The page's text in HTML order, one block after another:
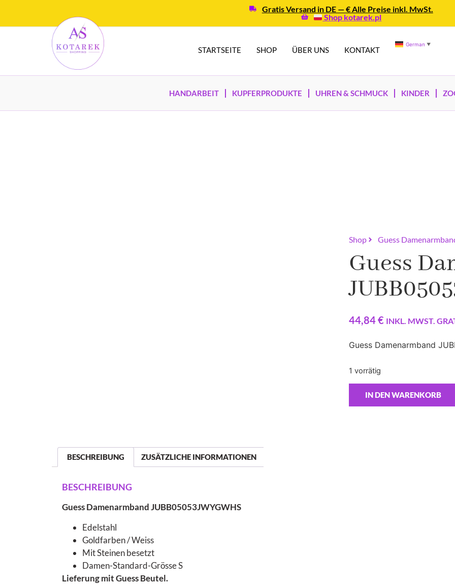
Gratis Versand in DE — € Alle Preise inkl. MwSt.
Shop kotarek.pl
STARTSEITE SHOP ÜBER UNS KONTAKT
German ▼
HANDARBEIT KUPFERPRODUKTE UHREN & SCHMUCK KINDER
Shop Guess
Guess
44,84€ INKL. MWST.
Guess Damenarmband
1 vorrätig
IN DEN WARENKORB
BESCHREIBUNG ZUSÄTZLICHE INFORMATIONEN
BESCHREIBUNG
Guess Damenarmband JUBB05053JWYGWHS
Edelstahl
Goldfarben / Weiss
Mit Steinen besetzt
Damen-Standard-Grösse S
Lieferung mit Guess Beutel.